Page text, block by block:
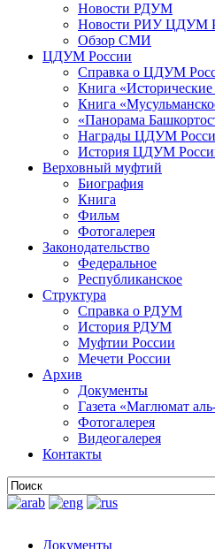
Новости РДУМ
Новости РИУ ЦДУМ
Обзор СМИ
ЦДУМ России
Справка о ЦДУМ
Книга «Исторические
Книга
«Панорама
Награды ЦДУМ
История ЦДУМ
Верховный муфтий
Биография
Книга
Фильм
Фотогалерея
Законодательство
Федеральное
Республиканское
Структура
Справка о РДУМ
История РДУМ
Муфтии России
Мечети России
Архив
Документы
Газета «Маглюмат
Фотогалерея
Видеогалерея
Контакты
Документы